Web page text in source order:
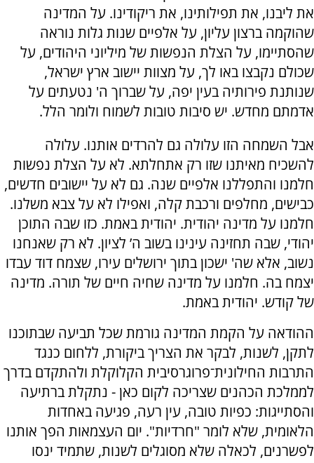
את ליבנו, את תפילותינו, את ריקודינו. על המדינה
שהוקמה ברצון עליון, על אלפיים שנות גלות נוראה
שהסתיימו, על הצלת הנפשות של מיליוני היהודים, על
שכולם נקבצו באו לך, על מצוות יישוב ארץ ישראל,
שנותנת פירותיה בעין יפה, על שברוך ה' נטעתים על
אדמתם מחדש. יש סיבות טובות לשמוח ולומר הלל.
אבל השמחה הזו עלולה גם להרדים אותנו. עלולה
להשכיח מאיתנו שזו רק אתחלתא. לא על הצלת נפשות
חלמנו והתפללנו אלפיים שנה. גם לא על יישובים חדשים,
כבישים, מחלפים ורכבת קלה, ואפילו לא על צבא משלנו.
חלמנו על מדינה יהודית. יהודית באמת. כזו שבה התוכן
יהודי, שבה תחזינה עינינו בשוב ה’ לציון. לא רק שאנחנו
נשוב, אלא שה' ישכון בתוך ירושלים עירו, שצמח דוד עבדו
יצמח בה. חלמנו על מדינה שחיה חיים של תורה. מדינה
של קודש. יהודית באמת.
ההודאה על הקמת המדינה גורמת שכל תביעה שבתוכנו
לתקן, לשנות, לבקר את הצריך ביקורת, ללחום כנגד
התרבות החילונית־פרוגרסיבית הקלוקלת ולהתקדם בדרך
לממלכת הכהנים שצריכה לקום כאן - נתקלת ברתיעה
והסתייגות: כפיות טובה, עין רעה, פגיעה באחדות
הלאומית, שלא לומר "חרדיות". יום העצמאות הפך אותנו
לפשרנים, לכאלה שלא מסוגלים לשנות, שתמיד ינסו